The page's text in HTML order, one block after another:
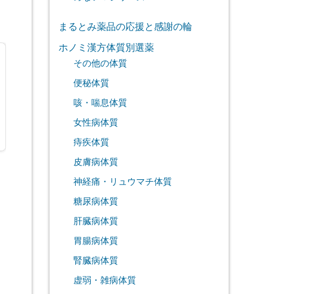
まるとみ薬品の応援と感謝の輪
ホノミ漢方体質別選薬
その他の体質
便秘体質
咳・喘息体質
女性病体質
痔疾体質
皮膚病体質
神経痛・リュウマチ体質
糖尿病体質
肝臓病体質
胃腸病体質
腎臓病体質
虚弱・雑病体質